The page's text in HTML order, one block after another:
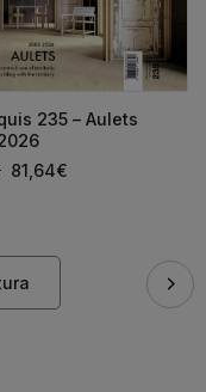
235 – Aulets
81,64€